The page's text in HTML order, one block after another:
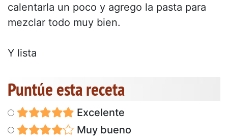
calentarla un poco y agrego la pasta para
mezclar todo muy bien.
Y lista
Puntúe esta receta
Excelente
Muy bueno